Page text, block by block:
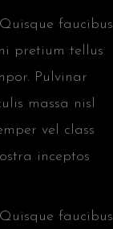
faucibus
pretium tellus
Pulvinar
massa nisl
vel class
inceptos
faucibus